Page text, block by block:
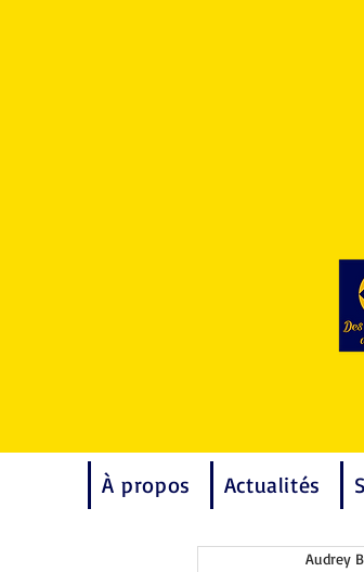
À propos Actualités
Audrey